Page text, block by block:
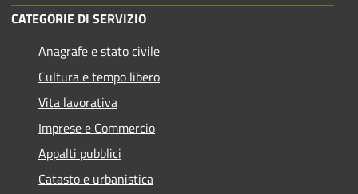
CATEGORIE DI SERVIZIO
Anagrafe e stato civile
Cultura e tempo libero
Vita lavorativa
Imprese e Commercio
Appalti pubblici
Catasto e urbanistica